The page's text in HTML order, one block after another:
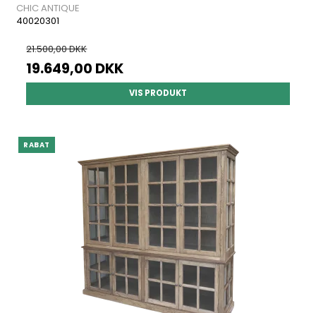
CHIC ANTIQUE
40020301
21.500,00 DKK
19.649,00 DKK
VIS PRODUKT
RABAT